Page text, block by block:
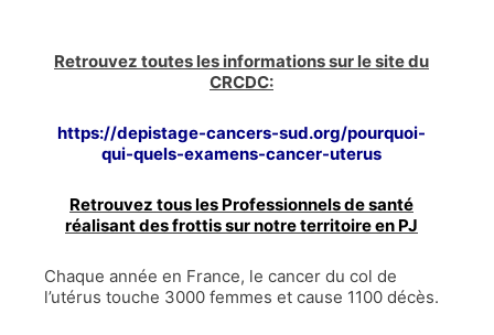
Retrouvez toutes les informations sur le site du
CRCDC:
https://depistage-cancers-sud.org/pourquoi-
qui-quels-examens-cancer-uterus
Retrouvez tous les Professionnels de santé
réalisant des frottis sur notre territoire en PJ
Chaque année en France, le cancer du col de
l’utérus touche 3000 femmes et cause 1100 décès.